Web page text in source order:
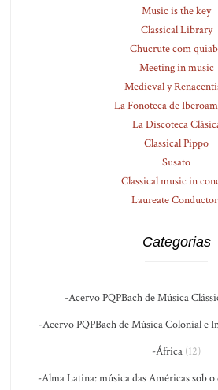
Music is the key
Classical Library
Chucrute com
Meeting in music
Medieval y
La Fonoteca de
La Discoteca
Classical Pippo
Susato
Classical music in
Laureate
Categorias
-Acervo PQPBach de Música
-Acervo PQPBach de Música Colonial e
-África (12)
-Alma Latina: música das Américas sob